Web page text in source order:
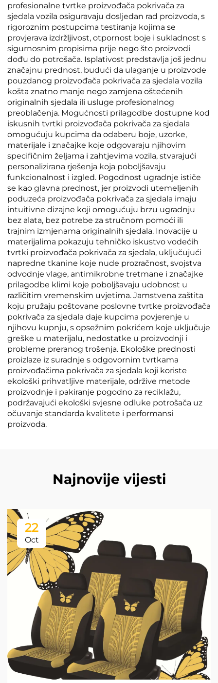
profesionalne tvrtke proizvođača pokrivača za
sjedala vozila osiguravaju dosljedan rad proizvoda, s
rigoroznim postupcima testiranja kojima se
provjerava izdržljivost, otpornost boje i sukladnost s
sigurnosnim propisima prije nego što proizvodi
dođu do potrošača. Isplativost predstavlja još jednu
značajnu prednost, budući da ulaganje u proizvode
pouzdanog proizvođača pokrivača za sjedala vozila
košta znatno manje nego zamjena oštećenih
originalnih sjedala ili usluge profesionalnog
preoblačenja. Mogućnosti prilagodbe dostupne kod
iskusnih tvrtki proizvođača pokrivača za sjedala
omogućuju kupcima da odaberu boje, uzorke,
materijale i značajke koje odgovaraju njihovim
specifičnim željama i zahtjevima vozila, stvarajući
personalizirana rješenja koja poboljšavaju
funkcionalnost i izgled. Pogodnost ugradnje ističe
se kao glavna prednost, jer proizvodi utemeljenih
poduzeća proizvođača pokrivača za sjedala imaju
intuitivne dizajne koji omogućuju brzu ugradnju
bez alata, bez potrebe za stručnom pomoći ili
trajnim izmjenama originalnih sjedala. Inovacije u
materijalima pokazuju tehničko iskustvo vodećih
tvrtki proizvođača pokrivača za sjedala, uključujući
napredne tkanine koje nude prozračnost, svojstva
odvodnje vlage, antimikrobne tretmane i značajke
prilagodbe klimi koje poboljšavaju udobnost u
različitim vremenskim uvjetima. Jamstvena zaštita
koju pružaju poštovane poslovne tvrtke proizvođača
pokrivača za sjedala daje kupcima povjerenje u
njihovu kupnju, s opsežnim pokrićem koje uključuje
greške u materijalu, nedostatke u proizvodnji i
probleme preranog trošenja. Ekološke prednosti
proizlaze iz suradnje s odgovornim tvrtkama
proizvođačima pokrivača za sjedala koji koriste
ekološki prihvatljive materijale, održive metode
proizvodnje i pakiranje pogodno za reciklažu,
podržavajući ekološki svjesne odluke potrošača uz
očuvanje standarda kvalitete i performansi
proizvoda.
Najnovije vijesti
22
Oct